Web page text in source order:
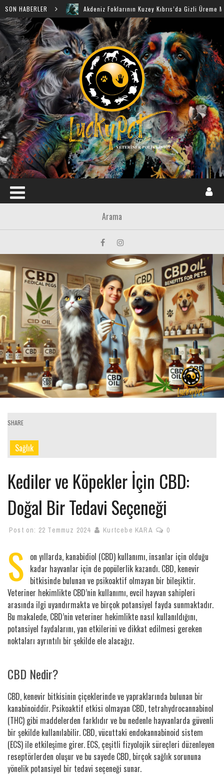
SON HABERLER Akdeniz Foklarının Kuzey Kıbrıs’da Gizli Üreme
SHARE
Sağlık
Kediler ve Köpekler İçin CBD:
Doğal Bir Tedavi Seçeneği
Post on: 22 Temmuz 2024 Kurtcebe KARA 0
S on yıllarda, kanabidiol (CBD) kullanımı, insanlar için olduğu
kadar hayvanlar için de popülerlik kazandı. CBD, kenevir
bitkisinde bulunan ve psikoaktif olmayan bir bileşiktir.
Veteriner hekimlikte CBD’nin kullanımı, evcil hayvan sahipleri
arasında ilgi uyandırmakta ve birçok potansiyel fayda sunmaktadır.
Bu makalede, CBD’nin veteriner hekimlikte nasıl kullanıldığını,
potansiyel faydalarını, yan etkilerini ve dikkat edilmesi gereken
noktaları ayrıntılı bir şekilde ele alacağız.
CBD Nedir?
CBD, kenevir bitkisinin çiçeklerinde ve yapraklarında bulunan bir
kanabinoiddir. Psikoaktif etkisi olmayan CBD, tetrahydrocannabinol
(THC) gibi maddelerden farklıdır ve bu nedenle hayvanlarda güvenli
bir şekilde kullanılabilir. CBD, vücuttaki endokannabinoid sistem
(ECS) ile etkileşime girer. ECS, çeşitli fizyolojik süreçleri düzenleyen
reseptörlerden oluşur ve bu sayede CBD, birçok sağlık sorununa
yönelik potansiyel bir tedavi seçeneği sunar.